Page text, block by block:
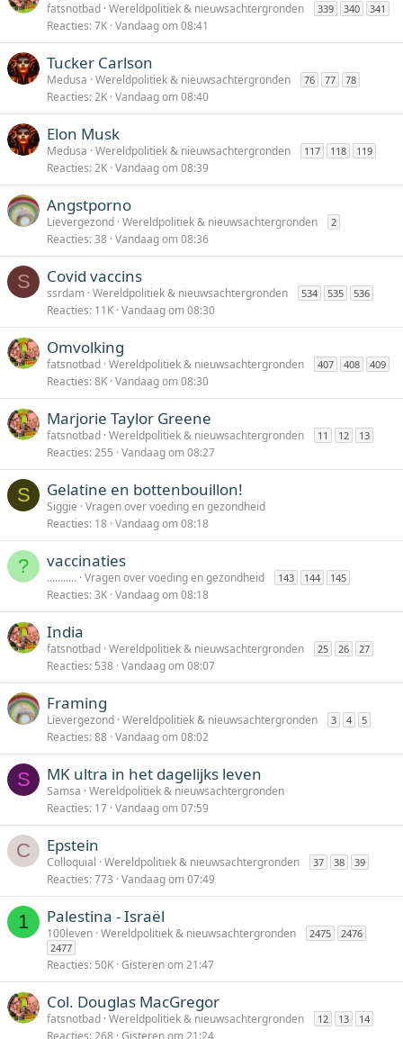
fatsnotbad Wereldpolitiek & nieuwsachtergronden 339 340 341
Reacties 7K Vandaag om 08:41
Tucker Carlson
Medusa Wereldpolitiek & nieuwsachtergronden 76 77 78
Reacties 2K Vandaag om 08:40
Elon Musk
Medusa Wereldpolitiek & nieuwsachtergronden 117 118 119
Reacties 2K Vandaag om 08:39
Angstporno
Lievergezond Wereldpolitiek & nieuwsachtergronden 2
Reacties 38 Vandaag om 08:36
S Covid vaccins
ssrdam Wereldpolitiek & nieuwsachtergronden 534 535 536
Reacties 11K Vandaag om 08:30
Omvolking
fatsnotbad Wereldpolitiek & nieuwsachtergronden 407 408 409
Reacties 8K Vandaag om 08:30
Marjorie Taylor Greene
fatsnotbad Wereldpolitiek & nieuwsachtergronden 11 12 13
Reacties 255 Vandaag om 08:27
S Gelatine en bottenbouillon!
Siggie Vragen over voeding en gezondheid
Reacties 18 Vandaag om 08:18
? vaccinaties
........... Vragen over voeding en gezondheid 143 144 145
Reacties 3K Vandaag om 08:18
India
fatsnotbad Wereldpolitiek & nieuwsachtergronden 25 26 27
Reacties 538 Vandaag om 08:07
Framing
Lievergezond Wereldpolitiek & nieuwsachtergronden 3 4 5
Reacties 88 Vandaag om 08:02
S MK ultra in het dagelijks leven
Samsa Wereldpolitiek & nieuwsachtergronden
Reacties 17 Vandaag om 07:59
C Epstein
Colloquial Wereldpolitiek & nieuwsachtergronden 37 38 39
Reacties 773 Vandaag om 07:49
1 Palestina - Israël
100leven Wereldpolitiek & nieuwsachtergronden 2475
2476
2477
Reacties 50K Gisteren om 21:47
Col. Douglas MacGregor
fatsnotbad Wereldpolitiek & nieuwsachtergronden 12 13 14
Reacties 268 Gisteren om 21:24